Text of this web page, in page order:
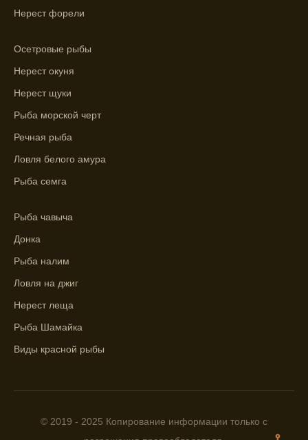
ловли в разных водоемах, опираясь на
температуры воды учитывается в прогнозе
клева.
Лучше всего ловить рыбу в период
максимального атмосферного давления,
для рыбной ловли, согласно прогнозу
клева.
Прогноз клева помогает определить
лучшие условия для успешной рыбалки.
прогнозы клева на разные дни года.
Приложение для рыболовов
Нерест форели
Осетровые рыбы
Нерест окуня
Нерест щуки
Рыба морской черт
Речная рыба
Ловля белого амура
Рыба семга
Рыба чавыча
Донка
Рыба налим
Ловля на джиг
Нерест леща
Рыба Шамайка
Виды красной рыбы
© 2019 - 2025 Копирование информации только с